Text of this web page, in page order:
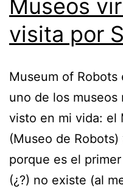
Museos
visita por
Museum of
uno de los museos
visto en mi vida: el
(Museo de
porque es el
(¿?) no existe (al